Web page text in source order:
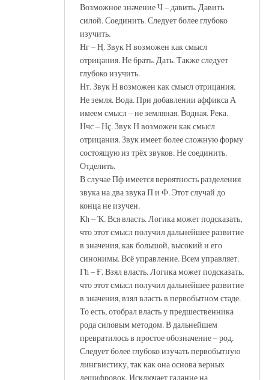
Возможное значение Ч – давить. Давить
силой. Соединить. Следует более глубоко
изучить.
Нг – Ң. Звук Н возможен как смысл
отрицания. Не брать. Дать. Также следует
глубоко изучить.
Нт. Звук Н возможен как смысл отрицания.
Не земля. Вода. При добавлении аффикса А
имеем смысл – не земляная. Водная. Река.
Нчс – Нҫ. Звук Н возможен как смысл
отрицания. Звук имеет более сложную форму
состоящую из трёх звуков. Не соединить.
Отделить.
В случае Пф имеется вероятность разделения
звука на два звука П и Ф. Этот случай до
конца не изучен.
Кһ – Ҡ. Вся власть. Логика может подсказать,
что этот смысл получил дальнейшее развитие
в значения, как большой, высокий и его
синонимы. Всё управление. Всем управляет.
Гһ – Ғ. Взял власть. Логика может подсказать,
что этот смысл получил дальнейшее развитие
в значения, взял власть в первобытном стаде.
То есть, отобрал власть у предшественника
рода силовым методом. В дальнейшем
превратилось в простое обозначение – род.
Следует более глубоко изучать первобытную
лингвистику, так как она основа верных
дешифровок. Исключает гадание на